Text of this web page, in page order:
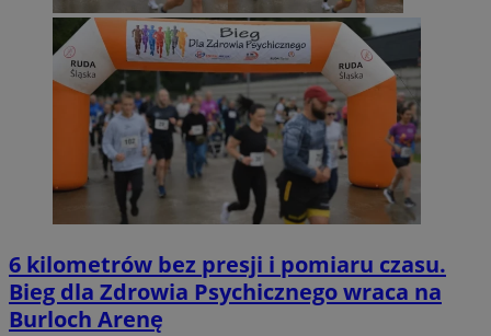
6 kilometrów bez presji i pomiaru czasu.
Bieg dla Zdrowia Psychicznego wraca na
Burloch Arenę